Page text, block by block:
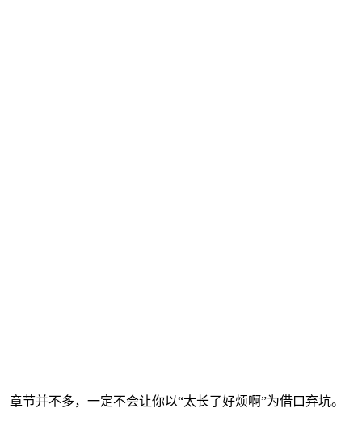
节并不多，一定不会让你以“太长了好烦啊”为借口弃坑。